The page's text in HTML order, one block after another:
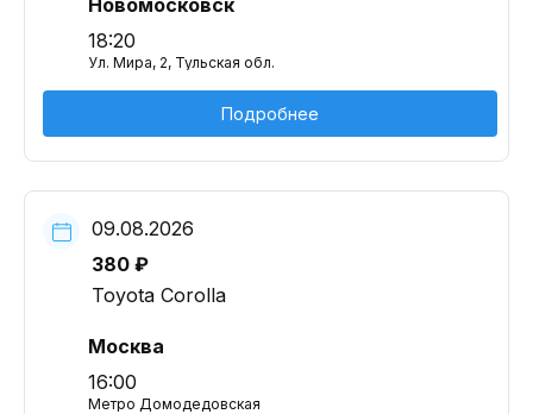
Новомосковск
18:20
Ул. Мира, 2, Тульская обл.
Подробнее
09.08.2026
380 ₽
Toyota Corolla
Москва
16:00
Метро Домодедовская